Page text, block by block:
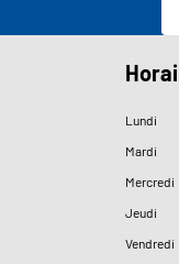
Lundi
Mardi
Mercredi
Jeudi
Vendredi